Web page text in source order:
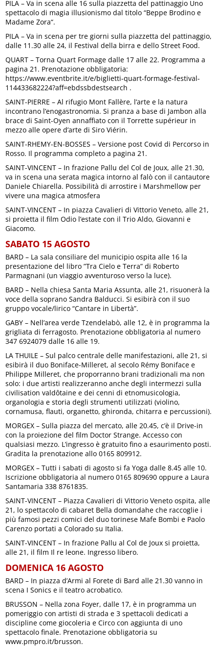
PILA – Va in scena alle 16 sulla piazzetta del pattinaggio Uno
spettacolo di magia illusionismo dal titolo “Beppe Brodino e
Madame Zora“.
PILA – Va in scena per tre giorni sulla piazzetta del pattinaggio,
dalle 11.30 alle 24, il Festival della birra e dello Street Food.
QUART – Torna Quart Formage dalle 17 alle 22. Programma a
pagina 21. Prenotazione obbligatoria:
https://www.eventbrite.it/e/biglietti-quart-formage-festival-
114433682224?aff=ebdssbdestsearch .
SAINT-PIERRE – Al rifugio Mont Fallère, l’arte e la natura
incontrano l’enogastronomia. Si pranza a base di Jambon alla
brace di Saint-Oyen annaffiato con il Torrette supérieur in
mezzo alle opere d’arte di Siro Viérin.
SAINT-RHEMY-EN-BOSSES – Versione post Covid di Percorso in
Rosso. Il programma completo a pagina 21.
SAINT-VINCENT – In frazione Pallu del Col de Joux, alle 21.30,
va in scena una serata magica intorno al falò con il cantautore
Daniele Chiarella. Possibilità di arrostire i Marshmellow per
vivere una magica atmosfera
SAINT-VINCENT – In piazza Cavalieri di Vittorio Veneto, alle 21,
si proietta il film Odio l’estate con il Trio Aldo, Giovanni e
Giacomo.
SABATO 15 AGOSTO
BARD – La sala consiliare del municipio ospita alle 16 la
presentazione del libro ”Tra Cielo e Terra” di Roberto
Parmagnani (un viaggio avventuroso verso la luce).
BARD – Nella chiesa Santa Maria Assunta, alle 21, risuonerà la
voce della soprano Sandra Balducci. Si esibirà con il suo
gruppo vocale/lirico “Cantare in Libertà”.
GABY – Nell’area verde Tzendelabò, alle 12, è in programma la
grigliata di ferragosto. Prenotazione obbligatoria al numero
347 6924079 dalle 16 alle 19.
LA THUILE – Sul palco centrale delle manifestazioni, alle 21, si
esibirà il duo Boniface-Milleret, al secolo Rémy Boniface e
Philippe Milleret, che proporranno brani tradizionali ma non
solo: i due artisti realizzeranno anche degli intermezzi sulla
civilisation valdôtaine e dei cenni di etnomusicologia,
organologia e storia degli strumenti utilizzati (violino,
cornamusa, flauti, organetto, ghironda, chitarra e percussioni).
MORGEX – Sulla piazza del mercato, alle 20.45, c’è il Drive-in
con la proiezione del film Doctor Strange. Accesso con
qualsiasi mezzo. L’ingresso è gratuito fino a esaurimento posti.
Gradita la prenotazione allo 0165 809912.
MORGEX – Tutti i sabati di agosto si fa Yoga dalle 8.45 alle 10.
Iscrizione obbligatoria al numero 0165 809690 oppure a Laura
Santamaria 338 8761835.
SAINT-VINCENT – Piazza Cavalieri di Vittorio Veneto ospita, alle
21, lo spettacolo di cabaret Bella domandahe che raccoglie i
più famosi pezzi comici del duo torinese Mafe Bombi e Paolo
Carenzo portati a Colorado su Italia.
SAINT-VINCENT – In frazione Pallu al Col de Joux si proietta,
alle 21, il film Il re leone. Ingresso libero.
DOMENICA 16 AGOSTO
BARD – In piazza d’Armi al Forete di Bard alle 21.30 vanno in
scena I Sonics e il teatro acrobatico.
BRUSSON – Nella zona Foyer, dalle 17, è in programma un
pomeriggio con artisti di strada e 3 spettacoli dedicati a
discipline come giocoleria e Circo con aggiunta di uno
spettacolo finale. Prenotazione obbligatoria su
www.pmpro.it/brusson.